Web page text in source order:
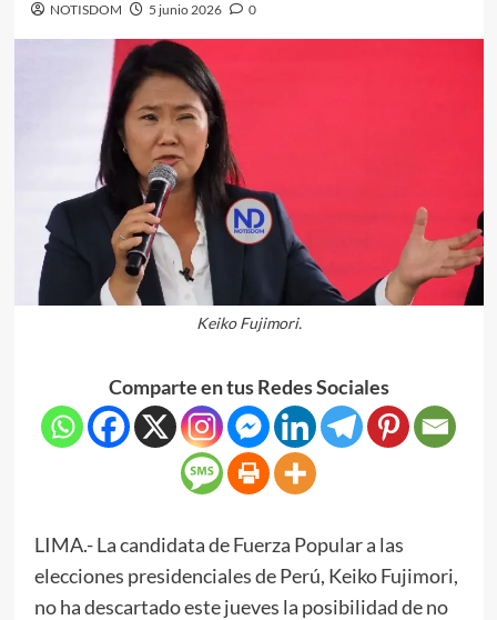
NOTISDOM 5 junio 2026 0
Keiko Fujimori.
Comparte en tus Redes Sociales
LIMA.- La candidata de Fuerza Popular a las
elecciones presidenciales de Perú, Keiko Fujimori,
no ha descartado este jueves la posibilidad de no